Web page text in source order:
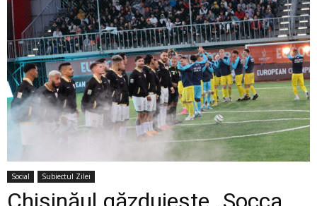
Social Subiectul Zilei